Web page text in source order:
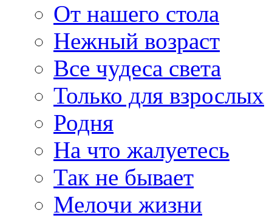
От нашего стола
Нежный возраст
Все чудеса света
Только для взрослых
Родня
На что жалуетесь
Так не бывает
Мелочи жизни